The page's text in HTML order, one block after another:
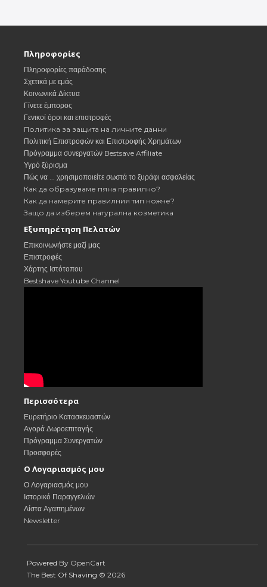
Πληροφορίες
Πληροφορίες παράδοσης
Σχετικά με εμάς
Κοινωνικά Δίκτυα
Γίνετε έμπορος
Γενικοί όροι και επιστροφές
Политика за защита на личните данни
Πολιτική Επιστροφών και Επιστροφής Χρημάτων
Πρόγραμμα συνεργατών Bestsave Affiliate
Υγρό ξύρισμα
Πώς να ... χρησιμοποιείτε σωστά το ξυράφι ασφαλείας
Как да образуваме пяна правилно?
Как да намерите правилния тип ножче?
Защо да изберем натурална козметика
Εξυπηρέτηση Πελατών
Επικοινωνήστε μαζί μας
Επιστροφές
Χάρτης Ιστότοπου
Bestshave Youtube Channel
Περισσότερα
Ευρετήριο Κατασκευαστών
Αγορά Δωροεπιταγής
Πρόγραμμα Συνεργατών
Προσφορές
Ο Λογαριασμός μου
Ο Λογαριασμός μου
Ιστορικό Παραγγελιών
Λίστα Αγαπημένων
Newsletter
Powered By OpenCart
The Best Of Shaving © 2026